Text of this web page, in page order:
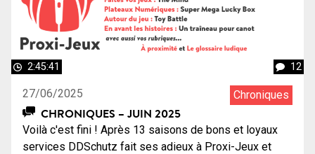
2:45:41 12
27/06/2025 Chroniques
CHRONIQUES – JUIN 2025
Voilà c'est fini ! Après 13 saisons de bons et loyaux
services DDSchutz fait ses adieux à Proxi-Jeux et